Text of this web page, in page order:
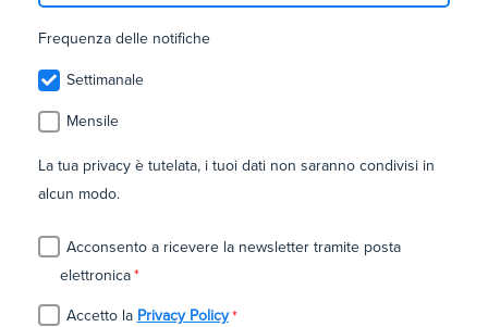
Frequenza delle notifiche
Settimanale
Mensile
La tua privacy è tutelata, i tuoi dati non saranno condivisi in
alcun modo.
Acconsento a ricevere la newsletter tramite posta
elettronica*
Accetto la Privacy Policy *